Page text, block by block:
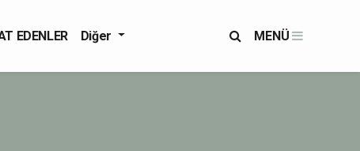
EDENLER Diğer MENÜ